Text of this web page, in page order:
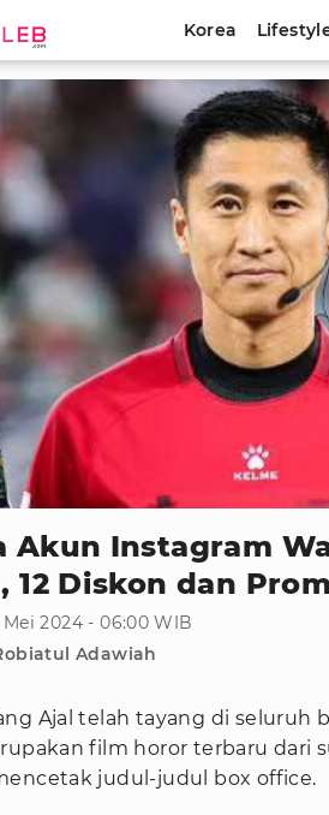
Korea
Akun Instagram
12 Diskon dan
Mei 2024 - 06:00 WIB
Adawiah
Ajal telah tayang di seluruh
film horor terbaru dari
judul-judul box office.